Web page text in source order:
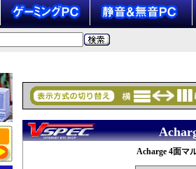
Acharge 4面マ